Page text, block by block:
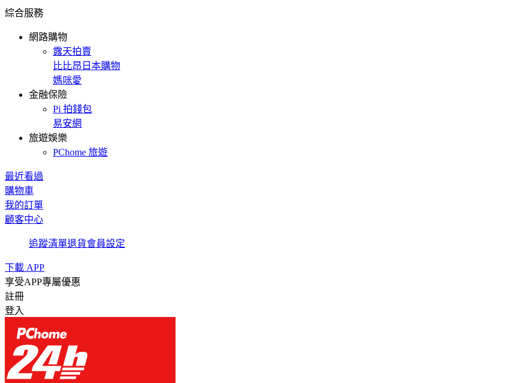
綜合服務
網路購物
露天拍賣
比比昂日本購物
媽咪愛
金融保險
Pi 拍錢包
易安網
旅遊娛樂
PChome 旅遊
最近看過
購物車
我的訂單
顧客中心
追蹤清單退貨會員設定
下載 APP
享受APP專屬優惠
註冊
登入